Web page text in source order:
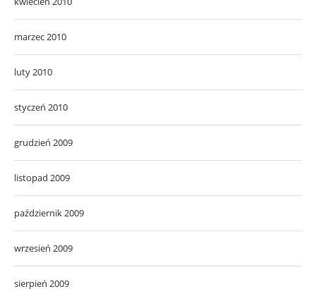
marzec 2010
luty 2010
styczeń 2010
grudzień 2009
listopad 2009
październik 2009
wrzesień 2009
sierpień 2009